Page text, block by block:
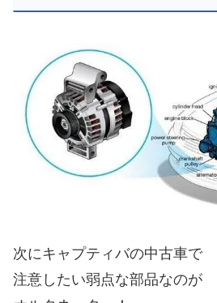
次にキャプティバの中古車で
注意したい弱点な部品なのが